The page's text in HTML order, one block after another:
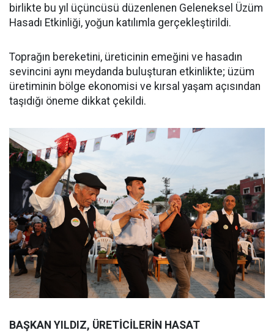
birlikte bu yıl üçüncüsü düzenlenen Geleneksel Üzüm
Hasadı Etkinliği, yoğun katılımla gerçekleştirildi.
Toprağın bereketini, üreticinin emeğini ve hasadın
sevincini aynı meydanda buluşturan etkinlikte; üzüm
üretiminin bölge ekonomisi ve kırsal yaşam açısından
taşıdığı öneme dikkat çekildi.
BAŞKAN YILDIZ, ÜRETİCİLERİN HASAT